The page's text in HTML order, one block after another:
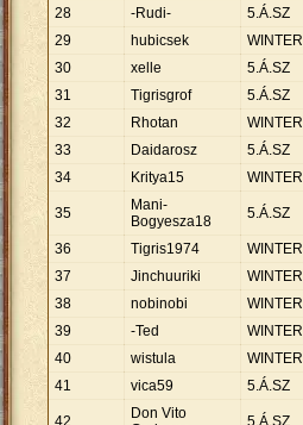
28
-Rudi- 5.Á.SZ
29
hubicsek WINTER
30
xelle 5.Á.SZ
31
Tigrisgrof 5.Á.SZ
32
Rhotan WINTER
33
Daidarosz 5.Á.SZ
34
Kritya15 WINTER
35
Mani-
Bogyesza18
5.Á.SZ
36 Tigris1974 WINTER
37
Jinchuuriki WINTER
38
nobinobi WINTER
39
-Ted WINTER
40
wistula WINTER
41
vica59 5.Á.SZ
Don Vito